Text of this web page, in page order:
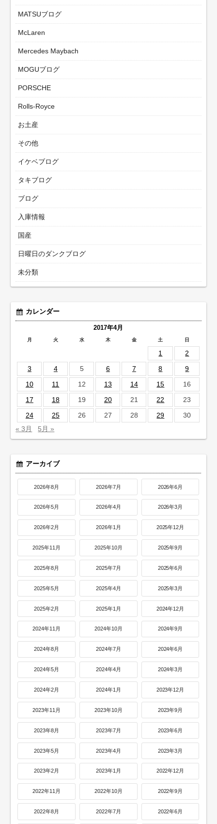
MATSUブログ
McLaren
Mercedes Maybach
MOGUブログ
PORSCHE
Rolls-Royce
お土産
その他
イケベブログ
タキブログ
ブログ
入庫情報
国産
日曜日のダンクブログ
未分類
カレンダー
2017年4月
月 火 水 木 金 土 日
1
2
3
4 5 6 7 8
9
10
11 12 13 14 15
16
17
18 19 20 21 22
23
24
25 26 27 28 29
30
« 3月
5月 »
アーカイブ
2026年8月 2026年7月 2026年6月
2026年5月 2026年4月 2026年3月
2026年2月 2026年1月 2025年12月
2025年11月 2025年10月 2025年9月
2025年8月 2025年7月 2025年6月
2025年5月 2025年4月 2025年3月
2025年2月 2025年1月 2024年12月
2024年11月 2024年10月 2024年9月
2024年8月 2024年7月 2024年6月
2024年5月 2024年4月 2024年3月
2024年2月 2024年1月 2023年12月
2023年11月 2023年10月 2023年9月
2023年8月 2023年7月 2023年6月
2023年5月 2023年4月 2023年3月
2023年2月 2023年1月 2022年12月
2022年11月 2022年10月 2022年9月
2022年8月 2022年7月 2022年6月